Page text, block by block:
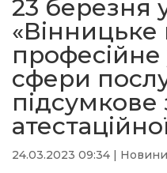
23 березня
сфери
підсумкове
24.03.2023 09:34 Новини